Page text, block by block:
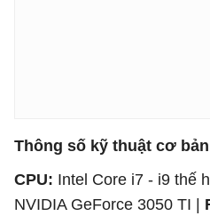
Thông số kỹ thuật cơ
CPU: Intel Core i7 - i9 thế
NVIDIA GeForce 3050 TI |